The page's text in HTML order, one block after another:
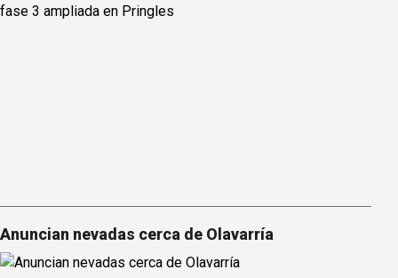
Anuncian nevadas cerca de Olavarría